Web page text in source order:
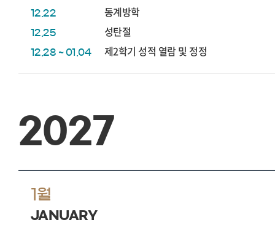
12.22 동계방학
12.25 성탄절
12.28 ~ 01.04 제2학기 성적 열람 및 정정
2027
1월
JANUARY